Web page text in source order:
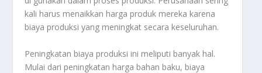
kali harus menaikkan harga produk mereka karena
biaya produksi yang meningkat secara keseluruhan.
Peningkatan biaya produksi ini meliputi banyak hal.
Mulai dari peningkatan harga bahan baku, biaya